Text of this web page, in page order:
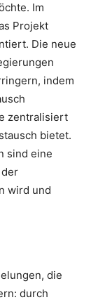
Im
Projekt
Die neue
indem
zentralisiert
bietet.
sind eine
wird und
die
durch